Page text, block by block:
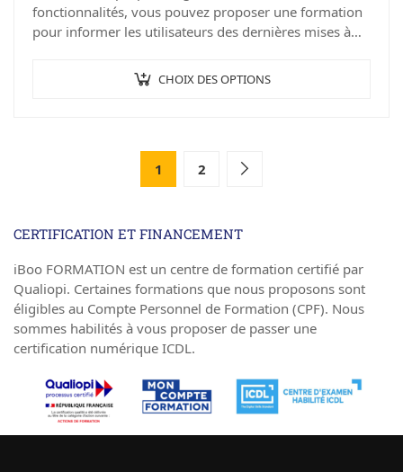
fonctionnalités, vous pouvez proposer une formation
pour informer les utilisateurs des dernières mises à
CHOIX DES OPTIONS
1 2
CERTIFICATION ET FINANCEMENT
iBoo FORMATION est un centre de formation certifié par
Qualiopi. Certaines formations que nous proposons sont
éligibles au Compte Personnel de Formation (CPF). Nous
sommes habilités à vous proposer de passer une
certification numérique ICDL.